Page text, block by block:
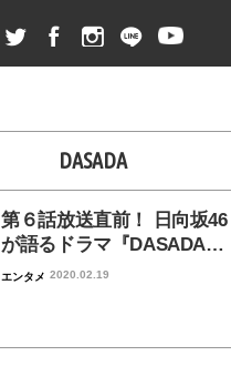
DASADA
第６話放送直前！ 日向坂
が語るドラマ『DASADA…
エンタメ 2020.02.19